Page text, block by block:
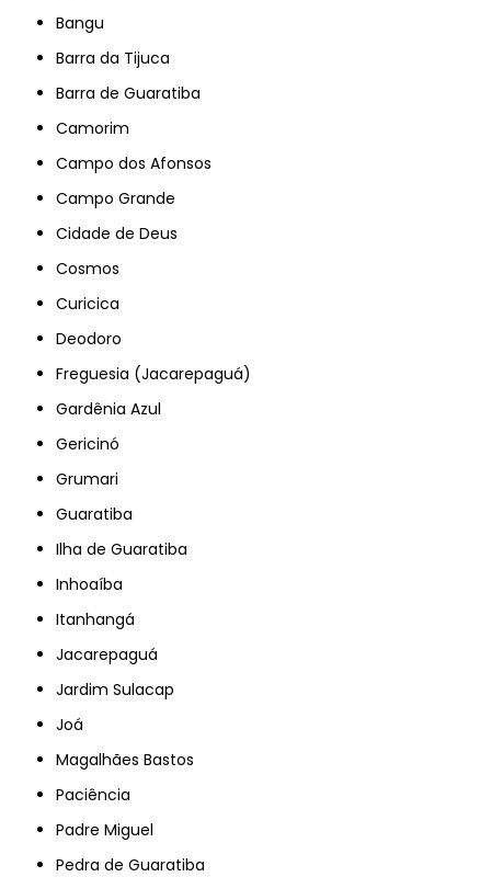
Bangu
Barra da Tijuca
Barra de Guaratiba
Camorim
Campo dos Afonsos
Campo Grande
Cidade de Deus
Cosmos
Curicica
Deodoro
Freguesia (Jacarepaguá)
Gardênia Azul
Gericinó
Grumari
Guaratiba
Ilha de Guaratiba
Inhoaíba
Itanhangá
Jacarepaguá
Jardim Sulacap
Joá
Magalhães Bastos
Paciência
Padre Miguel
Pedra de Guaratiba